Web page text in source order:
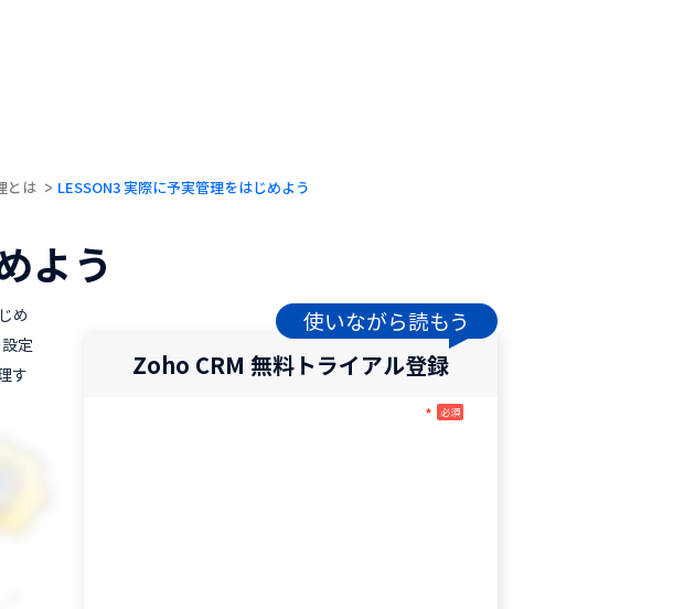
とは LESSON3 実際に予実管理をはじめよう
よう
め
定
す
Zoho CRM 無料トライアル登録
使いながら読もう
* 必須